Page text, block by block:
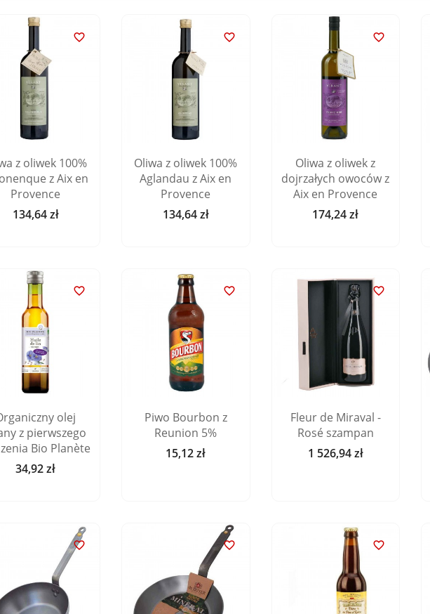

z oliwek 100%
z Aix en
Provence
Cena
134,64 zł

Oliwa z oliwek 100%
Aglandau z Aix en
Provence
Cena
134,64 zł

Oliwa z oliwek z
dojrzałych owoców z
Aix en Provence
Cena
174,24 zł

olej
z pierwszego
Bio Planète
Cena
34,92 zł

Piwo Bourbon z
Reunion 5%
Cena
15,12 zł

Fleur de Miraval -
Rosé szampan
Cena
1 526,94 zł
  